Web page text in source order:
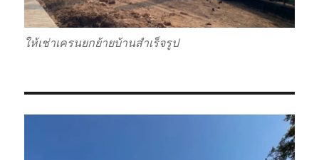
ให้เช่าเครนยกย้ายบ้านสำเร็จรูป